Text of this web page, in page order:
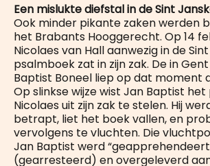
Een mislukte diefstal in de Sint
Ook minder pikante zaken werden
het Brabants Hooggerecht. Op 14
Nicolaes van Hall aanwezig in de
psalmboek zat in zijn zak. De in
Baptist Boneel liep op dat moment
Op slinkse wijze wist Jan Baptist
Nicolaes uit zijn zak te stelen. Hij
betrapt, liet het boek vallen, en
vervolgens te vluchten. Die
Jan Baptist werd
(gearresteerd) en overgeleverd